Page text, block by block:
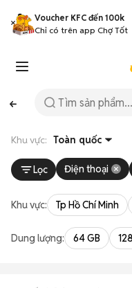
Voucher KFC đến 100k
Chỉ có trên app Chợ Tốt
Khu vực: Toàn quốc
Lọc Điện thoại
Khu vực: Tp Hồ Chí Minh
Dung lượng: 64 GB